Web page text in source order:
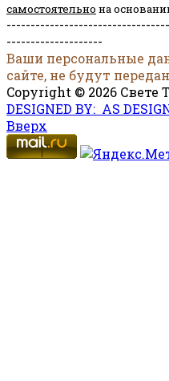
самостоятельно на
--------------------
Ваши персональные
сайте, не будут
Copyright © 2026 Свете
DESIGNED BY: AS
Вверх